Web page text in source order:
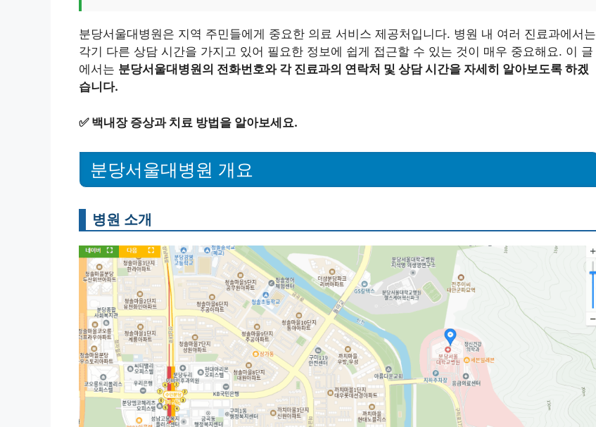
분당서울대병원은 지역 주민들에게 중요한 의료 서비스 제공처입니다. 병원 내 여러 진료과에서는
각기 다른 상담 시간을 가지고 있어 필요한 정보에 쉽게 접근할 수 있는 것이 매우 중요해요. 이 글
에서는 분당서울대병원의 전화번호와 각 진료과의 연락처 및 상담 시간을 자세히 알아보도록 하겠
습니다.
✅ 백내장 증상과 치료 방법을 알아보세요.
분당서울대병원 개요
병원 소개